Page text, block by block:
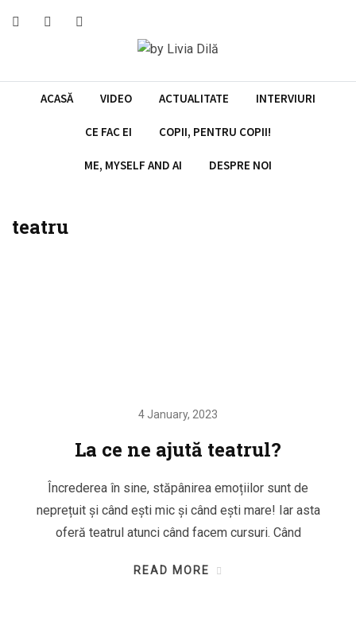
ACASĂ VIDEO ACTUALITATE INTERVIURI
CE FAC EI COPII, PENTRU COPII!
ME, MYSELF AND AI DESPRE NOI
teatru
4 January, 2023
La ce ne ajută teatrul?
Încrederea în sine, stăpânirea emoțiilor sunt de
neprețuit și când ești mic și când ești mare! Iar asta
oferă teatrul atunci când facem cursuri. Când
READ MORE